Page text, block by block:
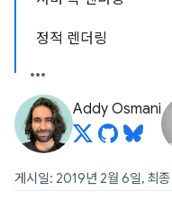
정적 렌더링
Addy Osmani
게시일: 2019년 2월 6일, 최